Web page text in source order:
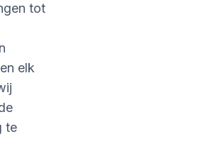
tot
elk
te